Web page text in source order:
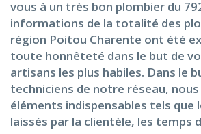
vous à un très bon plombier du
informations de la totalité des
région Poitou Charente ont été
toute honnêteté dans le but de
artisans les plus habiles. Dans le
techniciens de notre réseau,
éléments indispensables tels que
laissés par la clientèle, les temps